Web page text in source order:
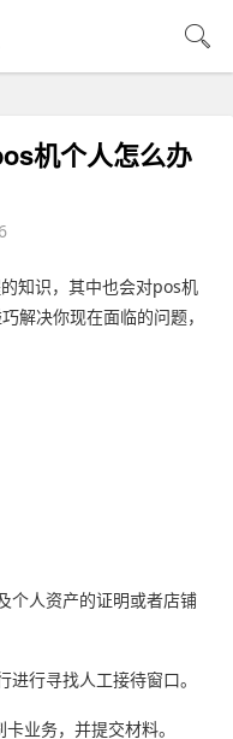
机个人怎么办
知识，其中也会对pos机
解决你现在面临的问题，
个人资产的证明或者店铺
行寻找人工接待窗口。
业务，并提交材料。